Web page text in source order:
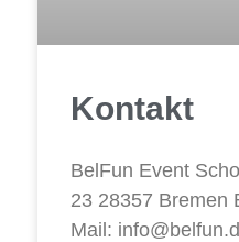
Kontakt
BelFun Event
23 28357 Bremen
Mail: